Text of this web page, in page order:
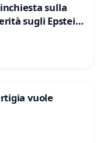
sulla
sugli Epstein
vuole